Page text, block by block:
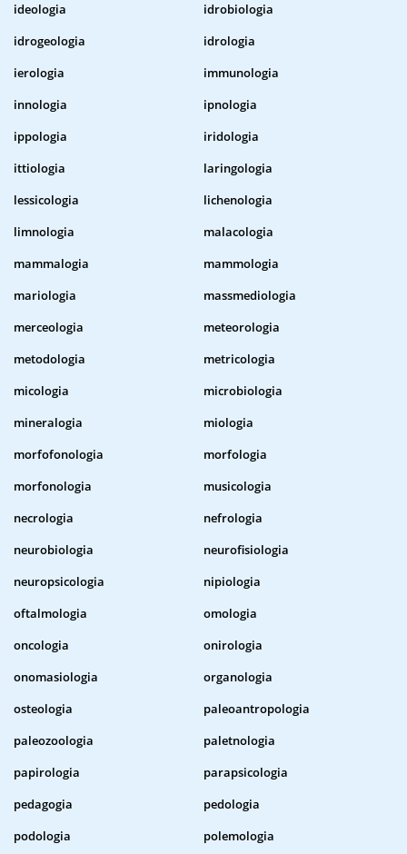
ideologia
idrobiologia
idrogeologia
idrologia
ierologia
immunologia
innologia
ipnologia
ippologia
iridologia
ittiologia
laringologia
lessicologia
lichenologia
limnologia
malacologia
mammalogia
mammologia
mariologia
massmediologia
merceologia
meteorologia
metodologia
metricologia
micologia
microbiologia
mineralogia
miologia
morfofonologia
morfologia
morfonologia
musicologia
necrologia
nefrologia
neurobiologia
neurofisiologia
neuropsicologia
nipiologia
oftalmologia
omologia
oncologia
onirologia
onomasiologia
organologia
osteologia
paleoantropologia
paleozoologia
paletnologia
papirologia
parapsicologia
pedagogia
pedologia
podologia
polemologia